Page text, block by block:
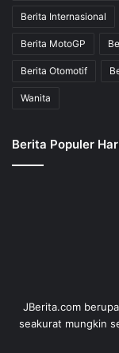
Berita Internasional
Berita MotoGP
Berita Otomotif
Wanita
Berita Populer
JBerita.com
seakurat mungkin